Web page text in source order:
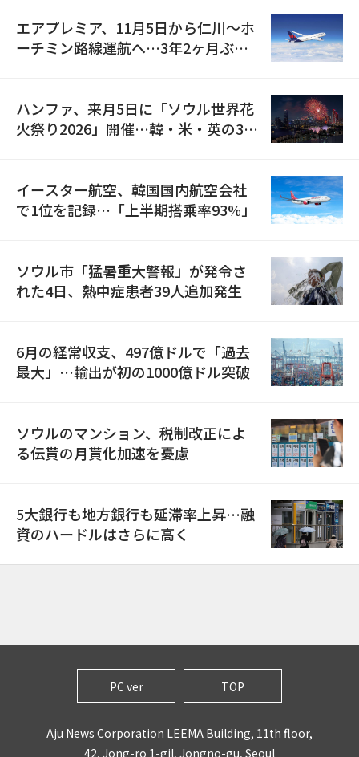
エアプレミア、11月5日から仁川〜ホ
ーチミン路線運航へ…3年2ヶ月ぶり
ハンファ、来月5日に「ソウル世界花
火祭り2026」開催…韓・米・英の3カ
イースター航空、韓国国内航空会社
で1位を記録…「上半期搭乗率93%」
ソウル市「猛暑重大警報」が発令さ
れた4日、熱中症患者39人追加発生
6月の経常収支、497億ドルで「過去
最大」…輸出が初の1000億ドル突破
ソウルのマンション、税制改正によ
る伝貰の月貰化加速を憂慮
5大銀行も地方銀行も延滞率上昇…融
資のハードルはさらに高く
PC ver TOP
Aju News Corporation LEEMA Building, 11th floor,
42, Jong-ro 1-gil, Jongno-gu, Seoul